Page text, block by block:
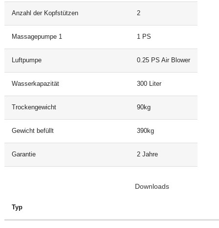
Anzahl der Kopfstützen 2
Massagepumpe 1 1 PS
Luftpumpe 0.25 PS Air Blower
Wasserkapazität 300 Liter
Trockengewicht 90kg
Gewicht befüllt 390kg
Garantie 2 Jahre
Downloads
Typ